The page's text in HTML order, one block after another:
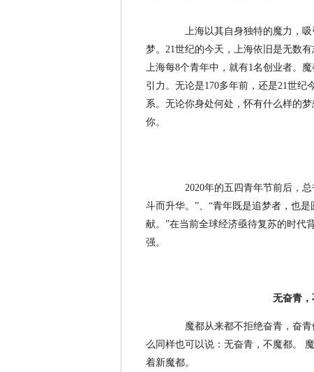
上海以其自身独特的魔力，吸
梦。21世纪的今天，上海依旧是无数
上海每8个青年中，就有1名创业者。
引力。无论是170多年前，还是21世
系。无论你身处何处，怀有什么样的
你。
2020年的五四青年节前后，总
斗而升华。”、“青年既是追梦者，也
献。”在当前全球经济亟待复苏的时代
强。
无奋青
魔都从来都不拒绝奋青，奋青
么同样也可以说：无奋青，不魔都。
着新魔都。